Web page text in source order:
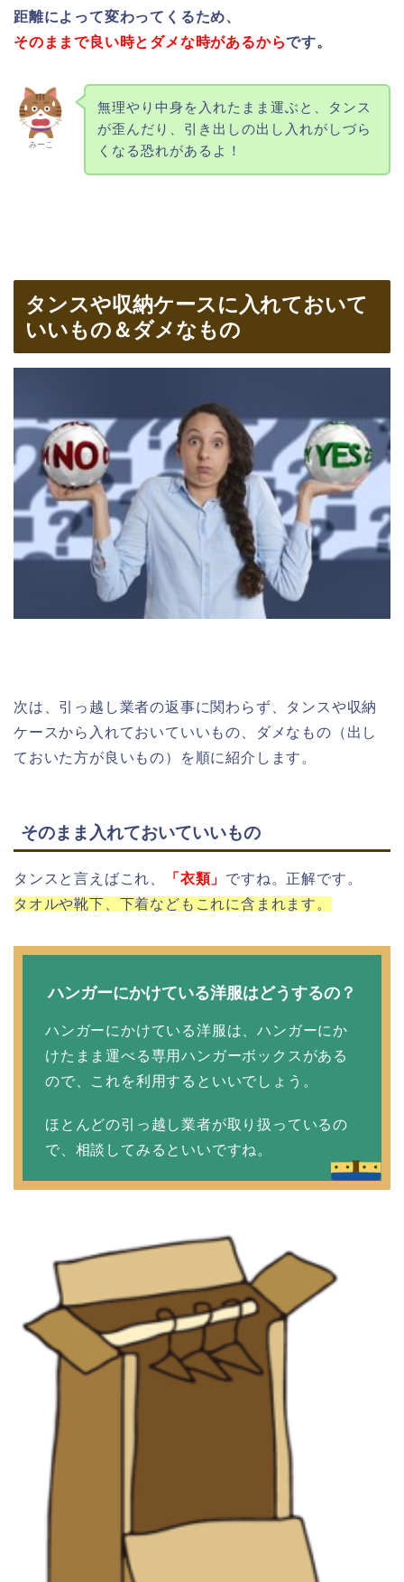
距離によって変わってくるため、
そのままで良い時とダメな時があるからです。
みーこ
無理やり中身を入れたまま運ぶと、タンス
が歪んだり、引き出しの出し入れがしづら
くなる恐れがあるよ！
タンスや収納ケースに入れておいて
いいもの＆ダメなもの
次は、引っ越し業者の返事に関わらず、タンスや収納
ケースから入れておいていいもの、ダメなもの（出し
ておいた方が良いもの）を順に紹介します。
そのまま入れておいていいもの
タンスと言えばこれ、 「衣類」 ですね。正解です。
タオルや靴下、下着などもこれに含まれます。
ハンガーにかけている洋服はどうするの？
ハンガーにかけている洋服は、ハンガーにか
けたまま運べる専用ハンガーボックスがある
ので、これを利用するといいでしょう。
ほとんどの引っ越し業者が取り扱っているの
で、相談してみるといいですね。